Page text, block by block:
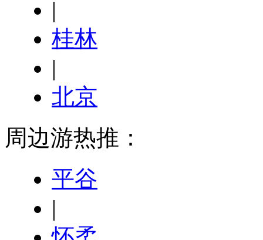
|
桂林
|
北京
周边游热推：
平谷
|